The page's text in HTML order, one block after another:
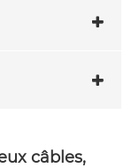
câbles,